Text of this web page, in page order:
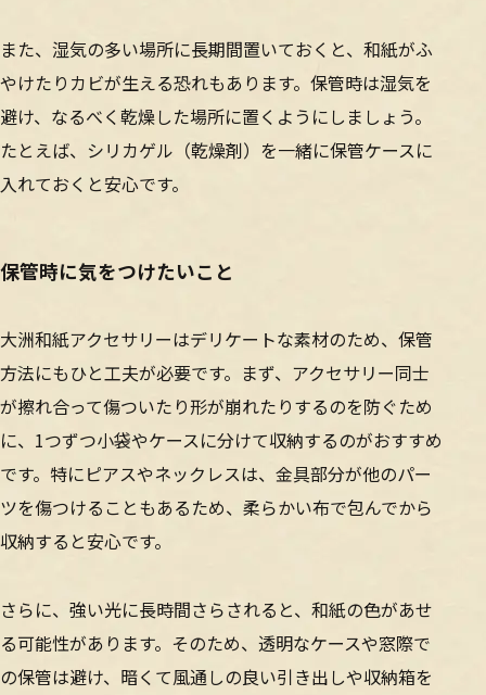
また、湿気の多い場所に長期間置いておくと、和紙がふ
やけたりカビが生える恐れもあります。保管時は湿気を
避け、なるべく乾燥した場所に置くようにしましょう。
たとえば、シリカゲル（乾燥剤）を一緒に保管ケースに
入れておくと安心です。
保管時に気をつけたいこと
大洲和紙アクセサリーはデリケートな素材のため、保管
方法にもひと工夫が必要です。まず、アクセサリー同士
が擦れ合って傷ついたり形が崩れたりするのを防ぐため
に、1つずつ小袋やケースに分けて収納するのがおすすめ
です。特にピアスやネックレスは、金具部分が他のパー
ツを傷つけることもあるため、柔らかい布で包んでから
収納すると安心です。
さらに、強い光に長時間さらされると、和紙の色があせ
る可能性があります。そのため、透明なケースや窓際で
の保管は避け、暗くて風通しの良い引き出しや収納箱を